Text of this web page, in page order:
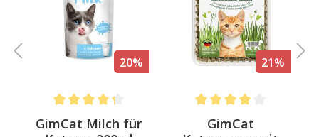
20%
GimCat Milch für
21%
GimCat